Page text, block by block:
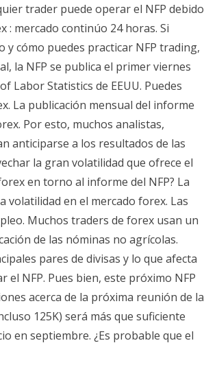
trader puede operar el NFP debido
: mercado continúo 24 horas. Si
cómo puedes practicar NFP trading,
la NFP se publica el primer viernes
Labor Statistics de EEUU. Puedes
La publicación mensual del informe
Por esto, muchos analistas,
anticiparse a los resultados de las
la gran volatilidad que ofrece el
en torno al informe del NFP? La
volatilidad en el mercado forex. Las
Muchos traders de forex usan un
de las nóminas no agrícolas.
pares de divisas y lo que afecta
el NFP. Pues bien, este próximo NFP
acerca de la próxima reunión de la
125K) será más que suficiente
en septiembre. ¿Es probable que el